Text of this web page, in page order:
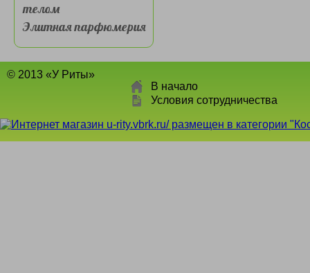
телом
Элитная парфюмерия
© 2013 «У Риты»
В начало
Условия сотрудничества